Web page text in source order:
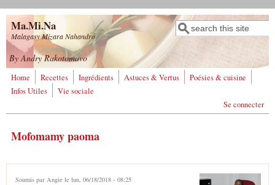
Aller au contenu principal
Ma.Mi.Na
Malagasy Mizara Nahandro
Formulaire de
recherche
Rechercher
By Andry Rakotomavo
Home Recettes Ingrédients Astuces & Vertus
Poésies & cuisine
Infos Utiles
Vie sociale
Se connecter
Mofomamy paoma
Soumis par Angie le lun, 06/18/2018 - 08:25